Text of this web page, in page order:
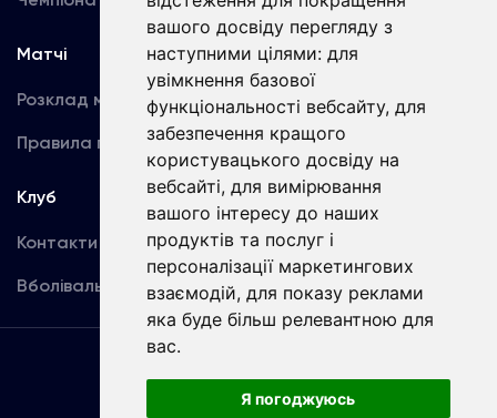
вашого досвіду перегляду з
наступними цілями: для
увімкнення базової
функціональності вебсайту, для
забезпечення кращого
користувацького досвіду на
вебсайті, для вимірювання
вашого інтересу до наших
продуктів та послуг і
персоналізації маркетингових
взаємодій, для показу реклами
яка буде більш релевантною для
вас.
Я погоджуюсь
Матчі
Розклад матчів
Правила поведінки
Команда
Перша команда
U19
Клуб
Контакти
Вболівальникам
Угода
користувача